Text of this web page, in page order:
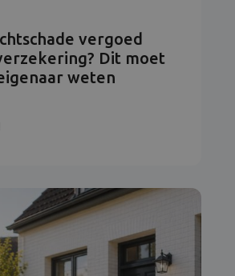
vergoed
Dit moet
weten